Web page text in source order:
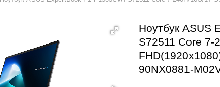
Ноутбук ASUS
S72511 Core 7-
90NX0881-